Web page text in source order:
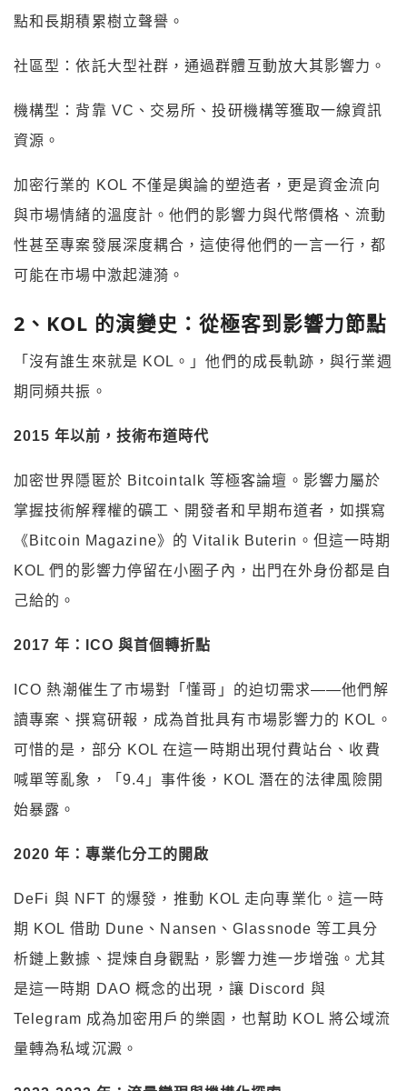
點和長期積累樹立聲譽。
社區型：依託大型社群，通過群體互動放大其影響力。
機構型：背靠 VC、交易所、投研機構等獲取一線資訊
資源。
加密行業的 KOL 不僅是輿論的塑造者，更是資金流向
與市場情緒的溫度計。他們的影響力與代幣價格、流動
性甚至專案發展深度耦合，這使得他們的一言一行，都
可能在市場中激起漣漪。
2 、KOL 的演變史：從極客到影響力節點
「沒有誰生來就是 KOL。」他們的成長軌跡，與行業週
期同頻共振。
2015 年以前，技術布道時代
加密世界隱匿於 Bitcointalk 等極客論壇。影響力屬於
掌握技術解釋權的礦工、開發者和早期布道者，如撰寫
《Bitcoin Magazine》的 Vitalik Buterin。但這一時期
KOL 們的影響力停留在小圈子內，出門在外身份都是自
己給的。
2017 年：ICO 與首個轉折點
ICO 熱潮催生了市場對「懂哥」的迫切需求——他們解
讀專案、撰寫研報，成為首批具有市場影響力的 KOL。
可惜的是，部分 KOL 在這一時期出現付費站台、收費
喊單等亂象，「9.4」事件後，KOL 潛在的法律風險開
始暴露。
2020 年：專業化分工的開啟
DeFi 與 NFT 的爆發，推動 KOL 走向專業化。這一時
期 KOL 借助 Dune、Nansen、Glassnode 等工具分
析鏈上數據、提煉自身觀點，影響力進一步增強。尤其
是這一時期 DAO 概念的出現，讓 Discord 與
Telegram 成為加密用戶的樂園，也幫助 KOL 將公域流
量轉為私域沉澱。